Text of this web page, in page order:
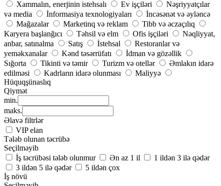
Xammalın, enerjinin istehsalı
Ev işçiləri
Nəşriyyatçılar
və media
İnformasiya texnologiyaları
İncəsənət və əyləncə
Mağazalar
Marketinq və reklam
Tibb və əczaçılıq
Karyera başlanğıcı
Təhsil və elm Ofis işçiləri
Nəqliyyat,
anbar, satınalma
Satış İstehsal
Restoranlar və
yeməkxanalar
Kənd təsərrüfatı
İdman və gözəllik
Sığorta
Tikinti və təmir Turizm və otellər
Əmlakın idarə
edilməsi
Kadrların idarə olunması
Maliyyə
Hüquqşünaslıq
Qiymət
min.
maks.
Əlavə filtrlər
VIP elan
Tələb olunan təcrübə
Seçilməyib
İş təcrübəsi tələb olunmur
Ən az 1 il
1 ildən 3 ilə qədər
3 ildən 5 ilə qədər
5 ildən çox
İş növü